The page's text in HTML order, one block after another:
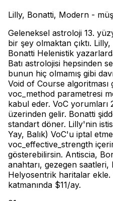
Lilly, Bonatti, Modern -
Geleneksel astroloji 13.
bir şey olmaktan çıktı.
Bonatti Helenistik
Batı astrolojisi hepsinden
bunun hiç olmamış gibi
Void of Course
voc_method parametresi
kabul eder. VoC yorumları
üzerinden gelir. Bonatti
standart döner. Lilly'nin
Yay, Balık) VoC'u iptal
voc_effective_strength
gösterebilirsin. Antiscia,
anahtarı, gezegen
Helyosentrik haritalar ekle.
katmanında $11/ay.